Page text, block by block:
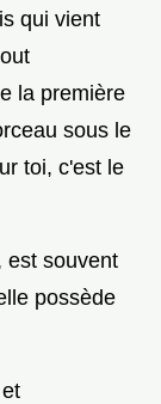
qui vient
la première
sous le
toi, c'est le
est souvent
possède